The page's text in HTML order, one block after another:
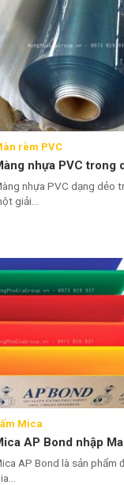
rèm PVC
nhựa PVC trong
nhựa PVC dạng dẻo
giải...
Mica
AP Bond nhập
AP Bond là sản phẩm